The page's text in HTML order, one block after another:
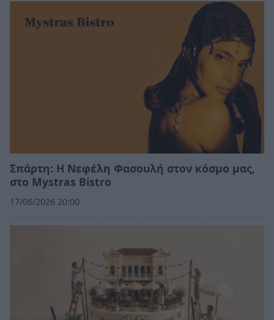
Σπάρτη: Η Νεφέλη Φασουλή στον κόσμο μας,
στο Mystras Bistro
17/06/2026 20:00